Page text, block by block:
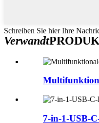
Schreiben Sie hier Ihre
Verwandt
7-in-1-USB-